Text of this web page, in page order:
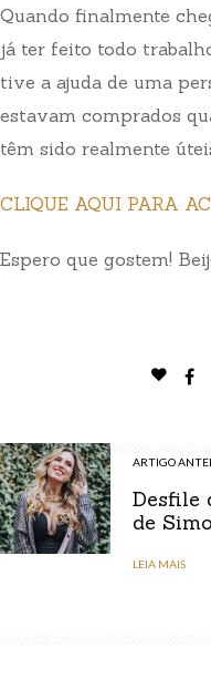
Quando finalmente
já ter feito todo
tive a ajuda de uma
estavam comprados
têm sido realmente
CLIQUE AQUI PARA
Espero que gostem!
ARTIGO
Desfile
de
LEIA MAIS